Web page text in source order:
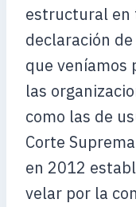
estructural en
declaración
que veníamos
las
como las de
Corte
en 2012
velar por la